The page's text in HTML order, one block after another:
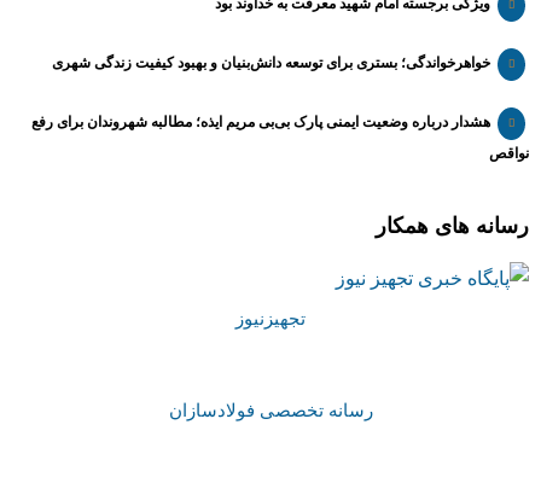
خواهرخواندگی؛ بستری برای توسعه دانش‌بنیان و بهبود کیفیت زندگی شهری
هشدار درباره وضعیت ایمنی پارک بی‌بی مریم ایذه؛ مطالبه شهروندان برای رفع
نواقص
رسانه های همکار
تجهیزنیوز
رسانه تخصصی فولادسازان